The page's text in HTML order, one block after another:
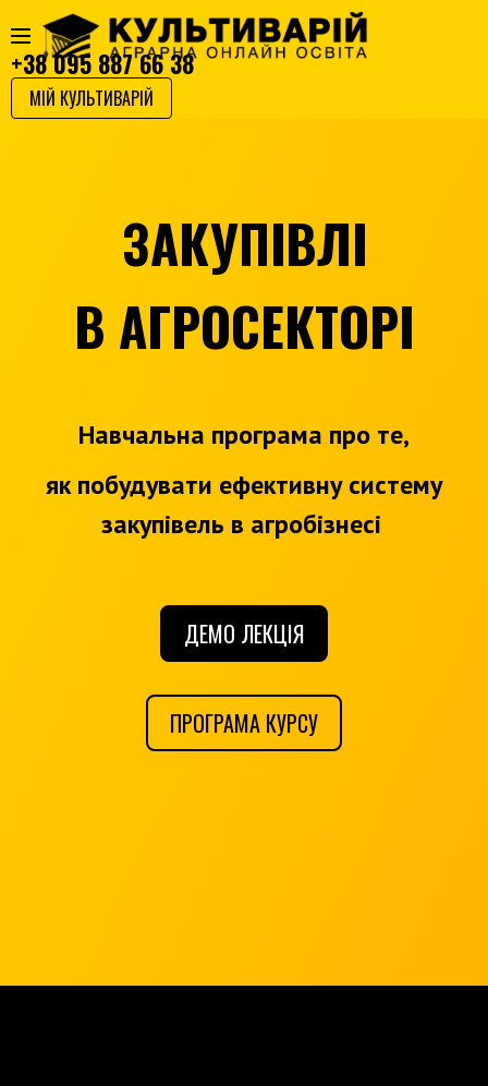
+38 095 887 66 38
МІЙ КУЛЬТИВАРІЙ
ЗАКУПІВЛІ
В АГРОСЕКТОРІ
Навчальна програма про те,
як побудувати ефективну систему
закупівель в агробізнесі
ДЕМО ЛЕКЦІЯ
ПРОГРАМА КУРСУ